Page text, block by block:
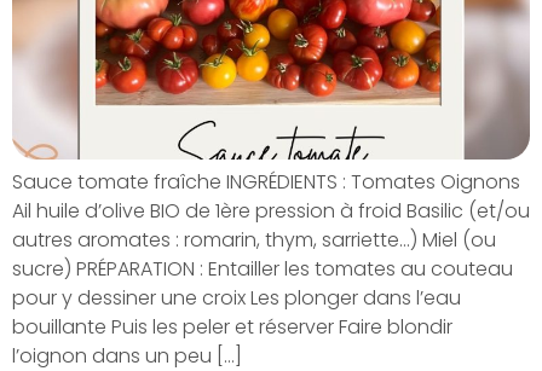
Sauce tomate fraîche INGRÉDIENTS : Tomates Oignons
Ail huile d’olive BIO de 1ère pression à froid Basilic (et/ou
autres aromates : romarin, thym, sarriette…) Miel (ou
sucre) PRÉPARATION : Entailler les tomates au couteau
pour y dessiner une croix Les plonger dans l’eau
bouillante Puis les peler et réserver Faire blondir
l’oignon dans un peu […]